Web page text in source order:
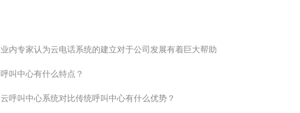
业内专家认为云电话系统的建立对于公司发展有着巨大帮助
呼叫中心有什么特点？
云呼叫中心系统对比传统呼叫中心有什么优势？